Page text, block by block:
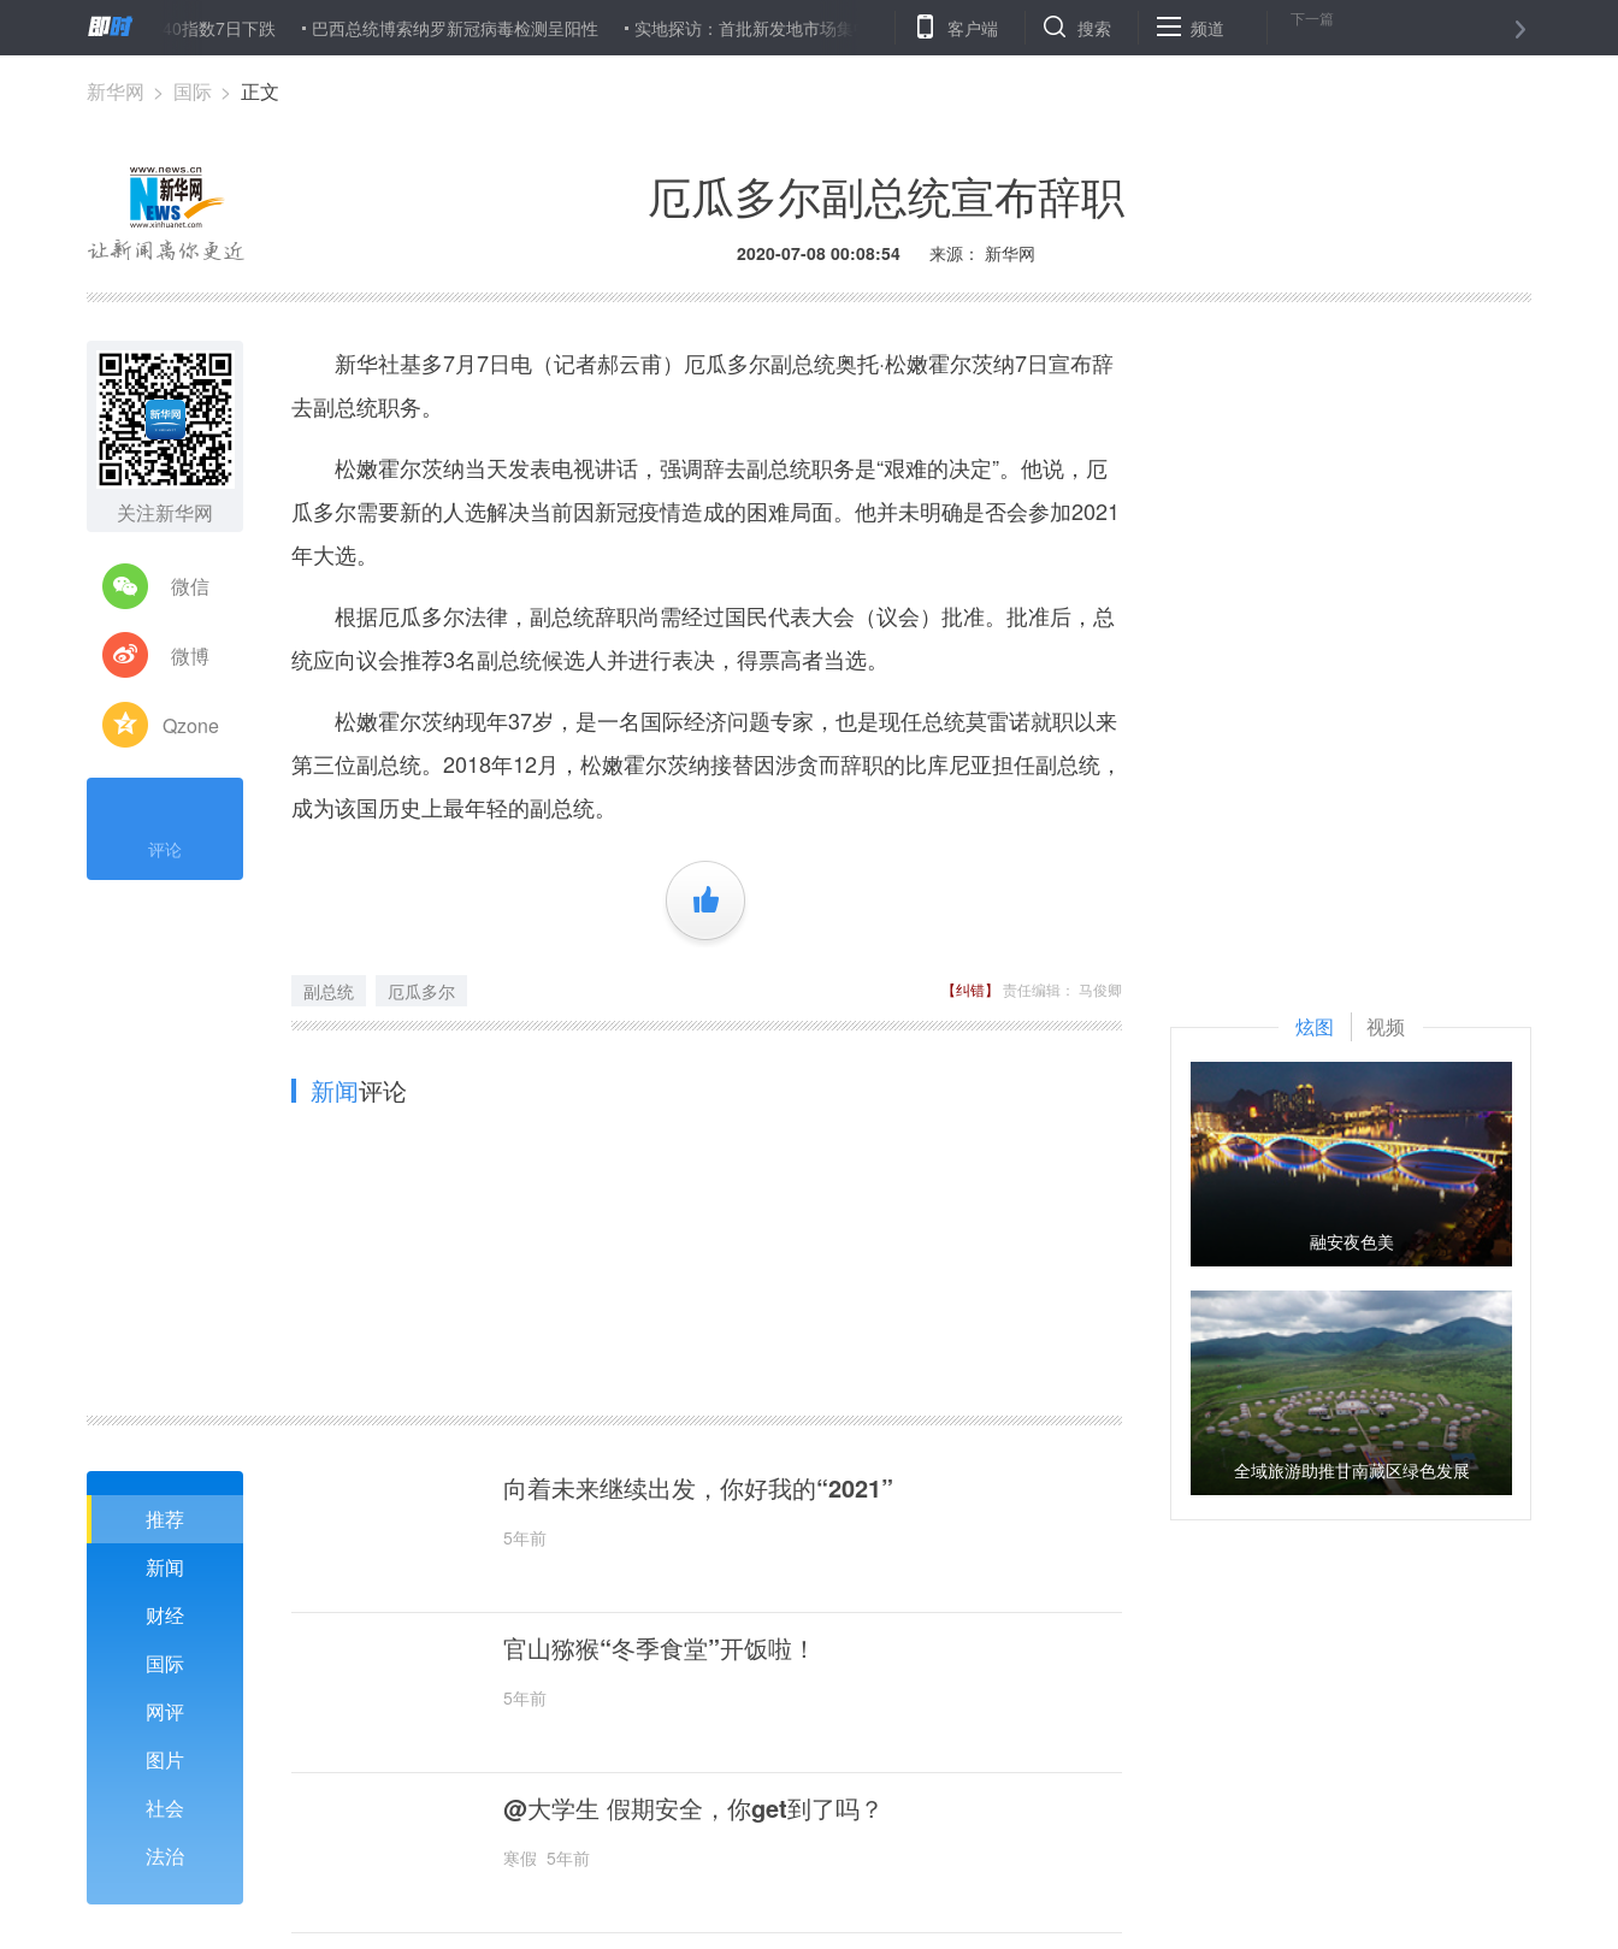
巴黎股市CAC40指数7日下跌 巴西总统博索纳罗新冠病毒检测呈阳性 实地探访：首批新发地市场集中隔离人员解除隔离 启用备用试卷！安徽歙县高考9日补考语文、数学 山洪突袭，湘西北争分夺秒转
客户端 搜索 频道 下一篇
新华网 > 国际 > 正文
厄瓜多尔副总统宣布辞职
2020-07-08 00:08:54 来源： 新华网
关注新华网
微信
微博
Qzone
评论
新华社基多7月7日电（记者郝云甫）厄瓜多尔副总统奥托·松嫩霍尔茨纳7日宣布辞
去副总统职务。
松嫩霍尔茨纳当天发表电视讲话，强调辞去副总统职务是“艰难的决定”。他说，厄
瓜多尔需要新的人选解决当前因新冠疫情造成的困难局面。他并未明确是否会参加2021
年大选。
根据厄瓜多尔法律，副总统辞职尚需经过国民代表大会（议会）批准。批准后，总
统应向议会推荐3名副总统候选人并进行表决，得票高者当选。
松嫩霍尔茨纳现年37岁，是一名国际经济问题专家，也是现任总统莫雷诺就职以来
第三位副总统。2018年12月，松嫩霍尔茨纳接替因涉贪而辞职的比库尼亚担任副总统，
成为该国历史上最年轻的副总统。
+1
副总统 厄瓜多尔 【纠错】 责任编辑： 马俊卿
新闻评论
推荐
新闻
财经
国际
网评
图片
社会
法治
向着未来继续出发，你好我的“2021”
5年前
官山猕猴“冬季食堂”开饭啦！
5年前
@大学生 假期安全，你get到了吗？
寒假 5年前
炫图 视频
融安夜色美
全域旅游助推甘南藏区绿色发展